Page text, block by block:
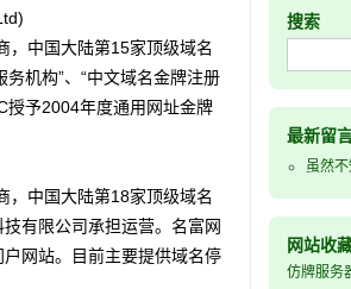
中国大陆第15家顶级域名
机构”、“中文域名金牌注册
授予2004年度通用网址金牌
中国大陆第18家顶级域名
有限公司承担运营。名富网
网站。目前主要提供域名停
搜索
最新留
虽然
网站收
仿牌服务